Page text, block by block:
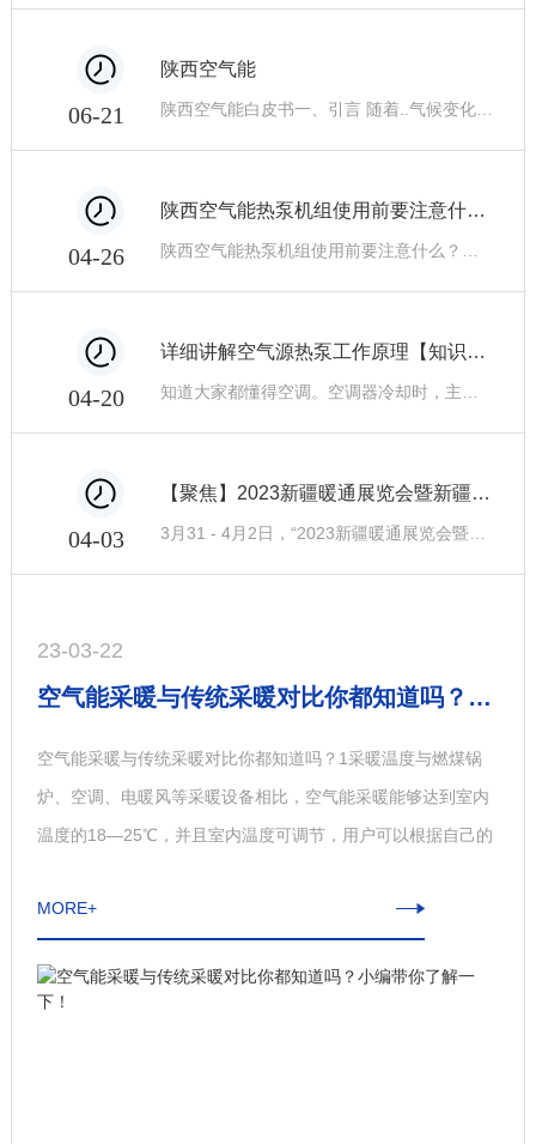
06-21
陕西空气能
04-26
陕西空气能热泵机组使用前要注意什么？
04-20
详细讲解空气源热泵工作原理【知识篇】
04-03
【聚焦】2023新疆暖通展览会暨新疆碳达峰、碳中和高峰论坛圆满举行
23-03-22
空气能采暖与传统采暖对比你都知道吗？小编带你了解一下！
空气能采暖与传统采暖对比你都知道吗？1采暖温度与燃煤锅
炉、空调、电暖风等采暖设备相比，空气能采暖能够达到室内
温度的18—25℃，并且室内温度可调节，用户可以根据自己的
热片，能够实现家里每一个角落采暖温度的均衡，不会出现燃
MORE+